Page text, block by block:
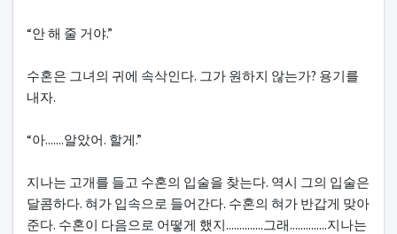
“안 해 줄 거야.”
수혼은 그녀의 귀에 속삭인다. 그가 원하지 않는가? 용기를
내자.
“아.......알았어. 할게.”
지나는 고개를 들고 수혼의 입술을 찾는다. 역시 그의 입술은
달콤하다. 혀가 입속으로 들어간다. 수혼의 혀가 반갑게 맞아
준다. 수혼이 다음으로 어떻게 했지..............그래..............지나는